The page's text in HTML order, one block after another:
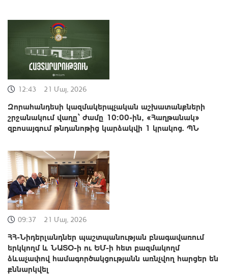
12:43 21 Մայ, 2026
Զորահանդեսի կազմակերպչական աշխատանքների
շրջանակում վաղը՝ ժամը 10։00-ին, «Հաղթանակ»
զբոսայգում թնդանոթից կարձակվի 1 կրակոց. ՊՆ
09:37 21 Մայ, 2026
ՀՀ-Նիդերլանդներ պաշտպանության բնագավառում
երկկողմ և ՆԱՏՕ-ի ու ԵՄ-ի հետ բազմակողմ
ձևաչափով համագործակցությանն առնչվող հարցեր են
քննարկվել